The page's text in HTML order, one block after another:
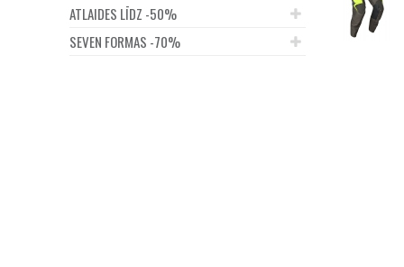
ATLAIDES LĪDZ -50%
SEVEN FORMAS -70%